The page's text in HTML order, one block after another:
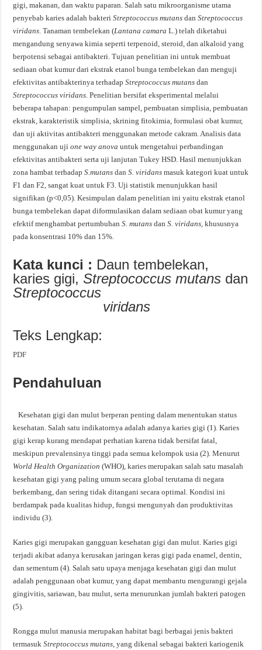
gigi, makanan, dan waktu paparan. Salah satu mikroorganisme utama
penyebab karies adalah bakteriStreptococcus mutansdanStreptococcus
viridans. Tanaman tembelekan (Lantana camara L.) telah diketahui
mengandung senyawa kimia seperti terpenoid, steroid, dan alkaloid yang
berpotensi sebagai antibakteri. Tujuan penelitian ini untuk membuat
sediaan obat kumur dari ekstrak etanol bunga tembelekan dan menguji
efektivitas antibakterinya terhadapStreptococcus mutans dan
Streptococcus viridans. Penelitian bersifat eksperimental melalui
beberapa tahapan: pengumpulan sampel, pembuatan simplisia, pembuatan
ekstrak, karakteristik simplisia, skrining fitokimia, formulasi obat kumur,
dan uji aktivitas antibakteri menggunakan metode cakram. Analisis data
menggunakan ujione way anovauntuk mengetahui perbandingan
efektivitas antibakteri serta uji lanjutan Tukey HSD. Hasil menunjukkan
zona hambat terhadapS.mutans danS. viridans masuk kategori kuat untuk
F1 dan F2, sangat kuat untuk F3. Uji statistik menunjukkan hasil
signifikan (p<0,05). Kesimpulan dalam penelitian ini yaitu ekstrak etanol
bunga tembelekan dapat diformulasikan dalam sediaan obat kumur yang
efektif menghambat pertumbuhanS. mutansdanS. viridans,khususnya
pada konsentrasi 10% dan 15%.
Kata kunci : Daun tembelekan,
karies gigi,Streptococcus mutans dan
Streptococcus
viridans
Teks Lengkap:
PDF
Pendahuluan
Kesehatan gigi dan mulut berperan penting dalam menentukan status
kesehatan. Salah satu indikatornya adalah adanya karies gigi (1). Karies
gigi kerap kurang mendapat perhatian karena tidak bersifat fatal,
meskipun prevalensinya tinggi pada semua kelompok usia (2). Menurut
World Health Organization (WHO), karies merupakan salah satu masalah
kesehatan gigi yang paling umum secara global terutama di negara
berkembang, dan sering tidak ditangani secara optimal. Kondisi ini
berdampak pada kualitas hidup, fungsi mengunyah dan produktivitas
individu (3).
Karies gigi merupakan gangguan kesehatan gigi dan mulut. Karies gigi
terjadi akibat adanya kerusakan jaringan keras gigi pada enamel, dentin,
dan sementum (4). Salah satu upaya menjaga kesehatan gigi dan mulut
adalah penggunaan obat kumur, yang dapat membantu mengurangi gejala
gingivitis, sariawan, bau mulut, serta menurunkan jumlah bakteri patogen
(5).
Rongga mulut manusia merupakan habitat bagi berbagai jenis bakteri
termasukStreptococcus mutans, yang dikenal sebagai bakteri kariogenik